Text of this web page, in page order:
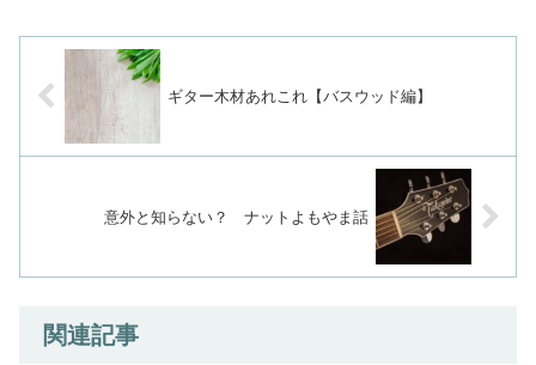
ギター木材あれこれ【バスウッド編】
意外と知らない？ ナットよもやま話
関連記事